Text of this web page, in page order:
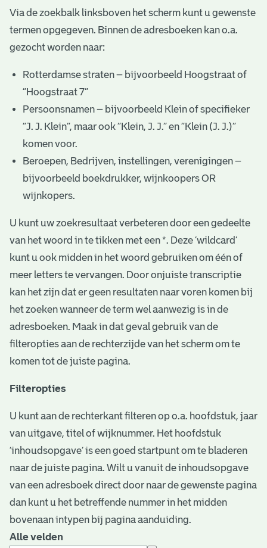
Via de zoekbalk linksboven het scherm kunt u gewenste
termen opgegeven. Binnen de adresboeken kan o.a.
gezocht worden naar:
Rotterdamse straten – bijvoorbeeld Hoogstraat of
“Hoogstraat 7”
Persoonsnamen – bijvoorbeeld Klein of specifieker
“J. J. Klein”, maar ook ”Klein, J. J.” en “Klein (J. J.)”
komen voor.
Beroepen, Bedrijven, instellingen, verenigingen –
bijvoorbeeld boekdrukker, wijnkoopers OR
wijnkopers.
U kunt uw zoekresultaat verbeteren door een gedeelte
van het woord in te tikken met een *. Deze ‘wildcard’
kunt u ook midden in het woord gebruiken om één of
meer letters te vervangen. Door onjuiste transcriptie
kan het zijn dat er geen resultaten naar voren komen bij
het zoeken wanneer de term wel aanwezig is in de
adresboeken. Maak in dat geval gebruik van de
filteropties aan de rechterzijde van het scherm om te
komen tot de juiste pagina.
Filteropties
U kunt aan de rechterkant filteren op o.a. hoofdstuk, jaar
van uitgave, titel of wijknummer. Het hoofdstuk
‘inhoudsopgave’ is een goed startpunt om te bladeren
naar de juiste pagina. Wilt u vanuit de inhoudsopgave
van een adresboek direct door naar de gewenste pagina
dan kunt u het betreffende nummer in het midden
bovenaan intypen bij pagina aanduiding.
Alle velden